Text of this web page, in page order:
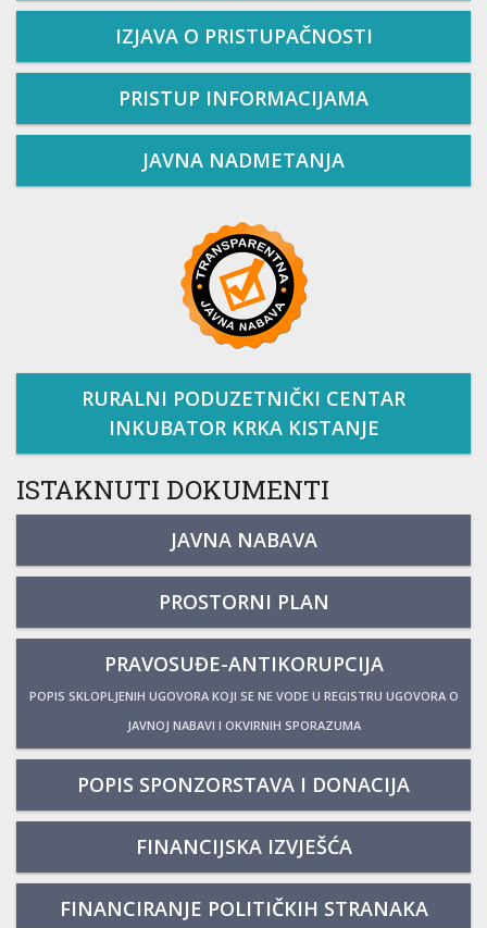
IZJAVA O PRISTUPAČNOSTI
PRISTUP INFORMACIJAMA
JAVNA NADMETANJA
RURALNI PODUZETNIČKI CENTAR
INKUBATOR KRKA KISTANJE
ISTAKNUTI DOKUMENTI
JAVNA NABAVA
PROSTORNI PLAN
PRAVOSUĐE-ANTIKORUPCIJA
POPIS SKLOPLJENIH UGOVORA KOJI SE NE VODE U REGISTRU UGOVORA O
JAVNOJ NABAVI I OKVIRNIH SPORAZUMA
POPIS SPONZORSTAVA I DONACIJA
FINANCIJSKA IZVJEŠĆA
FINANCIRANJE POLITIČKIH STRANAKA